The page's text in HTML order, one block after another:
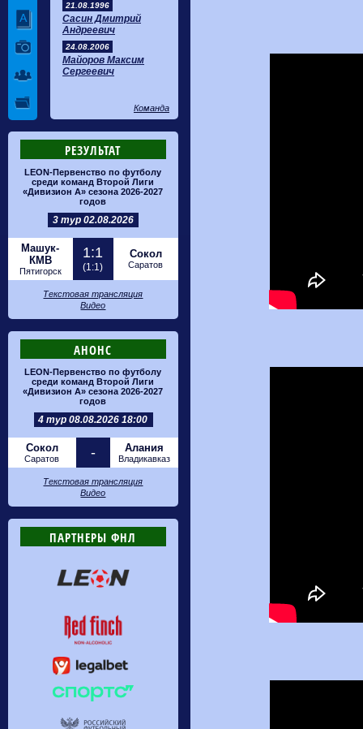
21.08.1996
Сасин Дмитрий
Андреевич
24.08.2006
Майоров Максим
Сергеевич
Команда
РЕЗУЛЬТАТ
LEON-Первенство по футболу
среди команд Второй Лиги
«Дивизион А» сезона 2026-2027
годов
3 тур 02.08.2026
Машук-
КМВ
Пятигорск
1:1
(1:1)
Сокол
Саратов
Текстовая трансляция
Видео
АНОНС
LEON-Первенство по футболу
среди команд Второй Лиги
«Дивизион А» сезона 2026-2027
годов
4 тур 08.08.2026 18:00
Сокол
Саратов - Алания
Владикавказ
Текстовая трансляция
Видео
ПАРТНЕРЫ ФНЛ